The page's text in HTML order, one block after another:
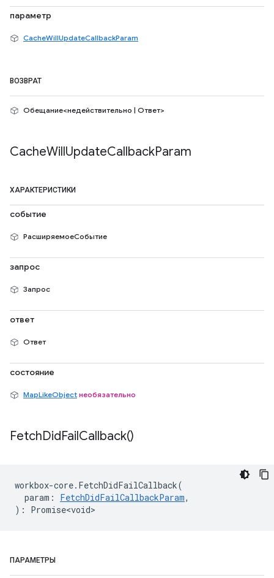
параметр
CacheWillUpdateCallbackParam
ВОЗВРАТ
Обещание<недействительно | Ответ>
CacheWillUpdateCallbackParam
ХАРАКТЕРИСТИКИ
событие
РасширяемоеСобытие
запрос
Запрос
ответ
Ответ
состояние
MapLikeObject необязательно
FetchDidFailCallback()
workbox-core. FetchDidFailCallback(
param : FetchDidFailCallbackParam,
) : Promise<void>
ПАРАМЕТРЫ